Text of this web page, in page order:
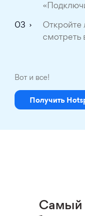
Откройте
смотреть
Вот и все!
Получить
Самый